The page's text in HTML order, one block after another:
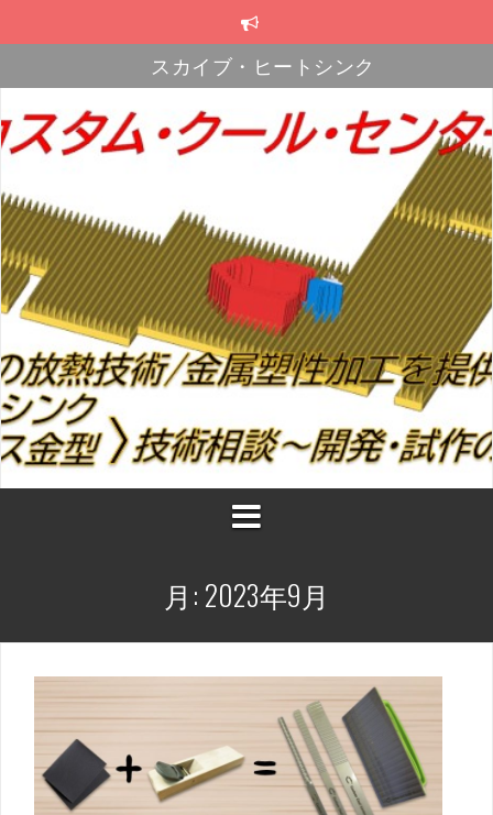
ン
へ
ス
ッ
プ
スカイブ・ヒートシンク
プレス金型
プレス金型
月: 2023年9月